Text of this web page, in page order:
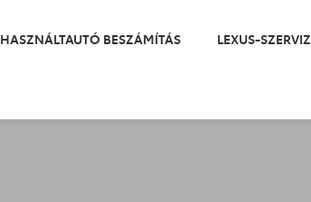
HASZNÁLTAUTÓ BESZÁMÍTÁS LEXUS-SZERVIZ